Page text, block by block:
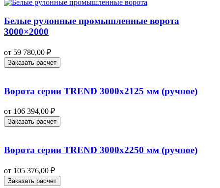
Белые рулонные промышленные ворота
3000×2000
от 59 780,00 ₽
Заказать расчет
Ворота серии TREND 3000х2125 мм (ручное)
от 106 394,00 ₽
Заказать расчет
Ворота серии TREND 3000х2250 мм (ручное)
от 105 376,00 ₽
Заказать расчет